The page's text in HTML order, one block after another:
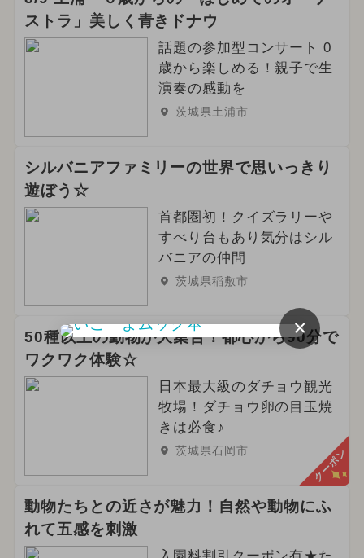
ストラ」美しく青きドナウ
話題の参加型コンサート 0
歳から楽しめる！親子で生
演奏の感動を
茨城県土浦市
シルバニアファミリーの世界で思いっきり
遊ぼう☆
首都圏初！クイズラリーや
すべり台もあり気分はシル
バニアの仲間
茨城県稲敷市
50種以上の動物が大集合！都心から90分で
ワクワク体験☆
日本最大級のダチョウ観光
牧場！ダチョウ卵の目玉焼
きは必食♪
茨城県石岡市 クーポン
動物たちとの近さが魅力！自然や動物にふ
れて五感を刺激
×